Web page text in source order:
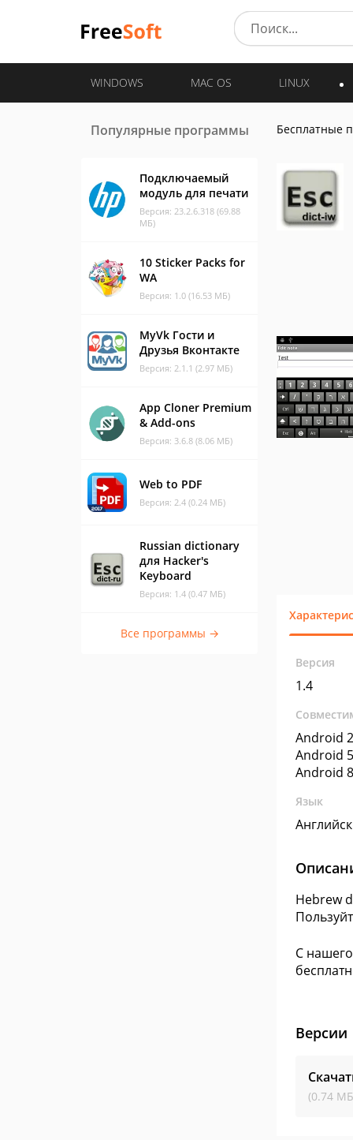
WINDOWS MAC OS LINUX
Популярные программы
Подключаемый
модуль для печати
Версия: 23.2.6.318 (69.88
МБ)
10 Sticker Packs for
WA
Версия: 1.0 (16.53 МБ)
MyVk Гости и
Друзья Вконтакте
Версия: 2.1.1 (2.97 МБ)
App Cloner Premium
& Add-ons
Версия: 3.6.8 (8.06 МБ)
Web to PDF
Версия: 2.4 (0.24 МБ)
Russian dictionary
для Hacker's
Keyboard
Версия: 1.4 (0.47 МБ)
Все программы →
Бесплатные
Версия
1.4
Android
Android
Android
Язык
Hebrew
С
Версии
(0.74